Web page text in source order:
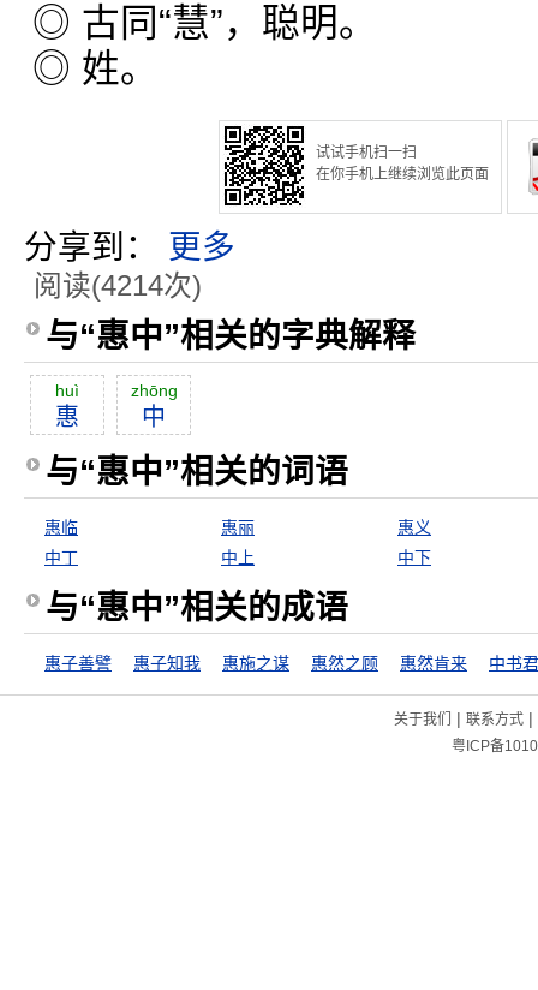
◎ 古同“慧”，聪明。
◎ 姓。
试试手机扫一扫
在你手机上继续浏览此页面
分享到： 更多
阅读(4214次)
与“惠中”相关的字典解释
huì
惠
zhōng
中
与“惠中”相关的词语
惠临 惠丽
惠义
中丁
中上 中下
与“惠中”相关的成语
惠子善譬 惠子知我 惠施之谋 惠然之顾 惠然肯来 中书君
关于我们 | 联系方式|
粤ICP备